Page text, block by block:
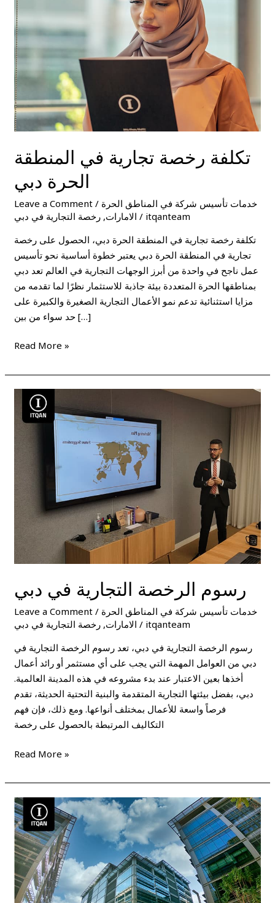
تكلفة رخصة تجارية في المنطقة
الحرة دبي
Leave a Comment / خدمات تأسيس شركة في المناطق الحرة
الامارات, رخصة التجارية في دبي / itqanteam
تكلفة رخصة تجارية في المنطقة الحرة دبي، الحصول على رخصة
تجارية في المنطقة الحرة دبي يعتبر خطوة أساسية نحو تأسيس
عمل ناجح في واحدة من أبرز الوجهات التجارية في العالم تعد دبي
بمناطقها الحرة المتعددة بيئة جاذبة للاستثمار نظرًا لما تقدمه من
مزايا استثنائية تدعم نمو الأعمال التجارية الصغيرة والكبيرة على
حد سواء من بين […]
في
المنطقة
الحرة
دبي
Read More »
رسوم الرخصة التجارية في دبي
Leave a Comment / خدمات تأسيس شركة في المناطق الحرة
الامارات, رخصة التجارية في دبي / itqanteam
رسوم الرخصة التجارية في دبي، تعد رسوم الرخصة التجارية في
دبي من العوامل المهمة التي يجب على أي مستثمر أو رائد أعمال
أخذها بعين الاعتبار عند بدء مشروعه في هذه المدينة العالمية.
دبي، بفضل بيئتها التجارية المتقدمة والبنية التحتية الحديثة، تقدم
فرصاً واسعة للأعمال بمختلف أنواعها. ومع ذلك، فإن فهم
التكاليف المرتبطة بالحصول على رخصة
رسوم
الرخصة
التجارية
Read More »
تكلفة
الرخصة
التجارية
في
دبي